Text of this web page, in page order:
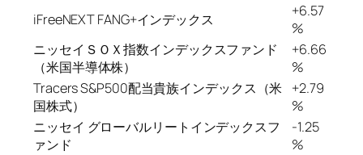
iFreeNEXT FANG+インデックス
+6.57
%
ニッセイＳＯＸ指数インデックスファンド
（米国半導体株）
+6.66
%
Tracers S&P500配当貴族インデックス（米
国株式）
+2.79
%
ニッセイ グローバルリートインデックスフ
ァンド
-1.25
%